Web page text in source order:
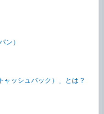
ン）
ャッシュバック）」とは？